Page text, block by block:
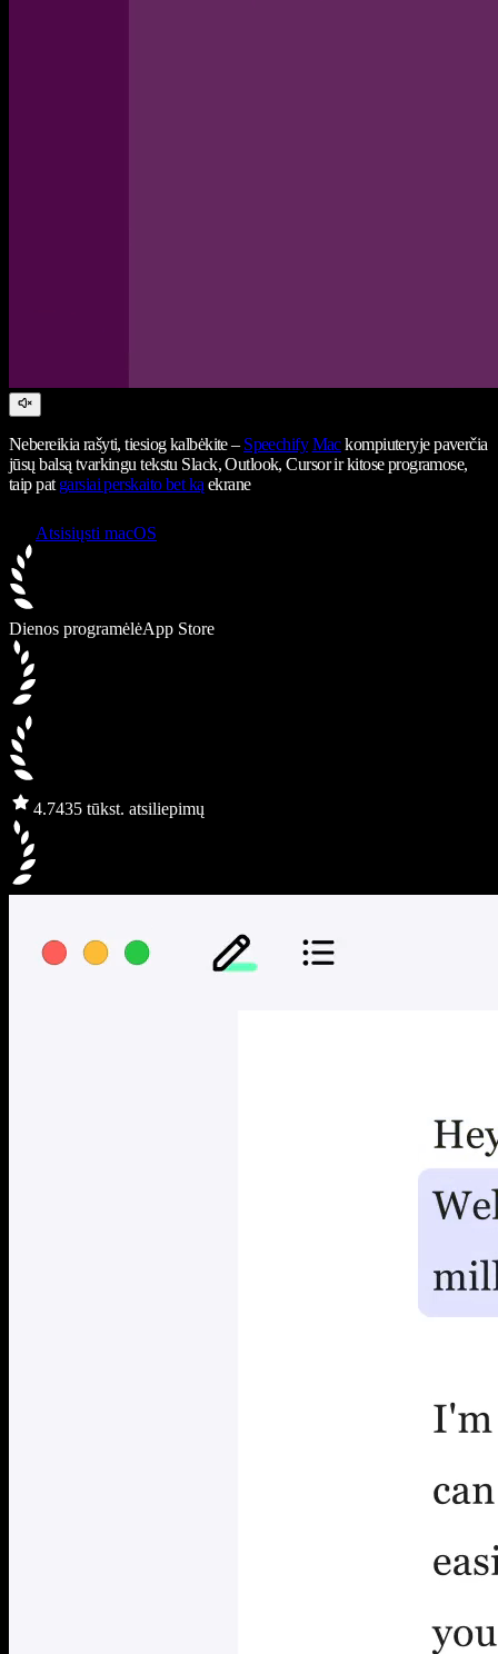
Nebereikia rašyti, tiesiog kalbėkite – Speechify Mackompiuteryje paverčia
jūsų balsą tvarkingu tekstu Slack, Outlook, Cursor ir kitose programose,
taip pat garsiai perskaito bet ką ekrane
Atsisiųsti macOS
Dienos programėlėApp Store
4.7435 tūkst. atsiliepimų